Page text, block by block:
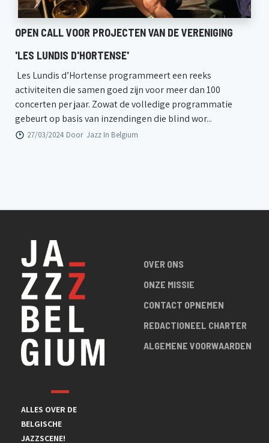
OPEN CALL VOOR PROJECTEN VAN DE VERENIGING
'LES LUNDIS D'HORTENSE'
Les Lundis d’Hortense programmeert een reeks
activiteiten die samen goed zijn voor meer dan 100
concerten per jaar. Zowat de volledige programmatie
gebeurt op basis van inzendingen die blind wor...
27/03/2024 Door Jazz In Belgium
ALLES OVER DE
BELGISCHE
JAZZSCENE!
OVER ONS
ONZE MISSIE
CONTACT OPNEMEN
REDACTIONEEL CHARTER
ALGEMENE VOORWAARDEN